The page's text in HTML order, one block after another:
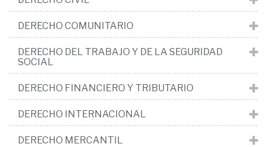
DERECHO COMUNITARIO
DERECHO DEL TRABAJO Y DE LA SEGURIDAD
SOCIAL
DERECHO FINANCIERO Y TRIBUTARIO
DERECHO INTERNACIONAL
DERECHO MERCANTIL